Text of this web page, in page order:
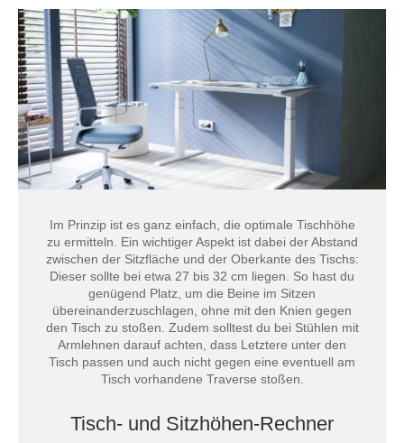
Im Prinzip ist es ganz einfach, die optimale Tischhöhe
zu ermitteln. Ein wichtiger Aspekt ist dabei der Abstand
zwischen der Sitzfläche und der Oberkante des Tischs:
Dieser sollte bei etwa 27 bis 32 cm liegen. So hast du
genügend Platz, um die Beine im Sitzen
übereinanderzuschlagen, ohne mit den Knien gegen
den Tisch zu stoßen. Zudem solltest du bei Stühlen mit
Armlehnen darauf achten, dass Letztere unter den
Tisch passen und auch nicht gegen eine eventuell am
Tisch vorhandene Traverse stoßen.
Tisch- und Sitzhöhen-Rechner